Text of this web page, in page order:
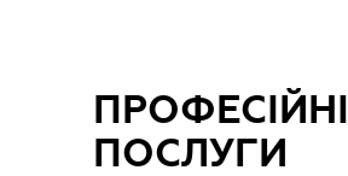
ПРОФЕСІЙНІ
ПОСЛУГИ